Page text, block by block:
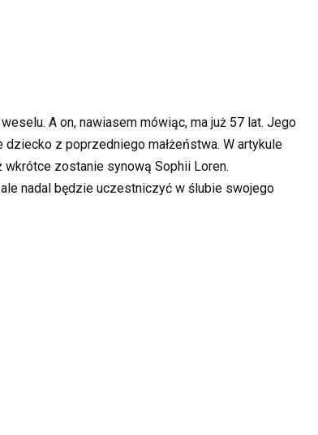
A on, nawiasem mówiąc, ma już 57 lat. Jego
z poprzedniego małżeństwa. W artykule
zostanie synową Sophii Loren.
nadal będzie uczestniczyć w ślubie swojego